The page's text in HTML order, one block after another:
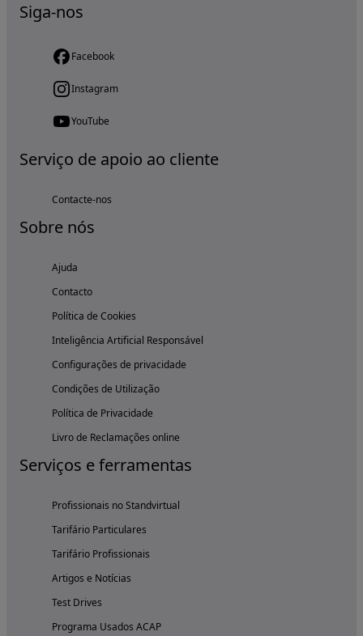
Siga-nos
Facebook
Instagram
YouTube
Serviço de apoio ao cliente
Contacte-nos
Sobre nós
Ajuda
Contacto
Política de Cookies
Inteligência Artificial Responsável
Configurações de privacidade
Condições de Utilização
Política de Privacidade
Livro de Reclamações online
Serviços e ferramentas
Profissionais no Standvirtual
Tarifário Particulares
Tarifário Profissionais
Artigos e Notícias
Test Drives
Programa Usados ACAP